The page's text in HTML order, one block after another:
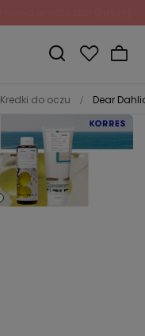
Kredki do oczu Dear